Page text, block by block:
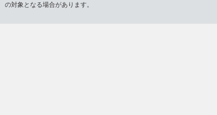
の対象となる場合があります。